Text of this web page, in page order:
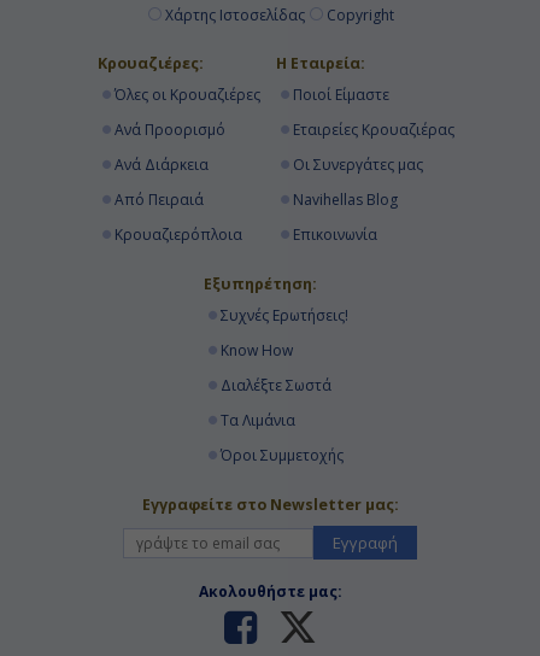
Χάρτης Ιστοσελίδας Copyright
Κρουαζιέρες:
Όλες οι Κρουαζιέρες
Ανά Προορισμό
Ανά Διάρκεια
Από Πειραιά
Κρουαζιερόπλοια
Η Εταιρεία:
Ποιοί Είμαστε
Εταιρείες Κρουαζιέρας
Οι Συνεργάτες μας
Navihellas Blog
Επικοινωνία
Εξυπηρέτηση:
Συχνές Ερωτήσεις!
Know How
Διαλέξτε Σωστά
Τα Λιμάνια
Όροι Συμμετοχής
Εγγραφείτε στο Newsletter μας:
Εγγραφή
Ακολουθήστε μας: